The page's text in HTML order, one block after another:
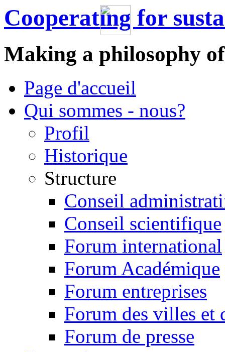
Cooperating for
Making a philosophy
Page d'accueil
Qui sommes - nous?
Profil
Historique
Structure
Conseil
Conseil scientifique
Forum international
Forum Académique
Forum entreprises
Forum des villes et
Forum de presse